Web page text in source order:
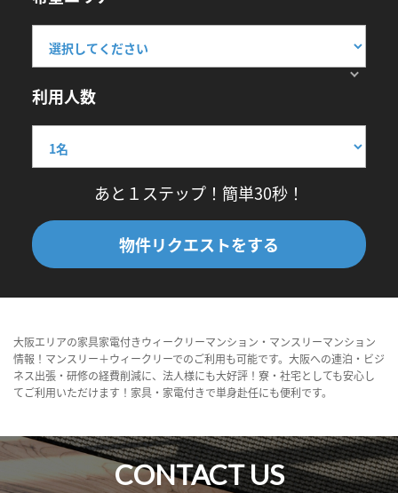
利用人数
あと１ステップ！簡単30秒！
物件リクエストをする
大阪エリアの家具家電付きウィークリーマンション・マンスリーマンション
情報！マンスリー＋ウィークリーでのご利用も可能です。大阪への連泊・ビジ
ネス出張・研修の経費削減に、法人様にも大好評！寮・社宅としても安心し
てご利用いただけます！家具・家電付きで単身赴任にも便利です。
CONTACT US